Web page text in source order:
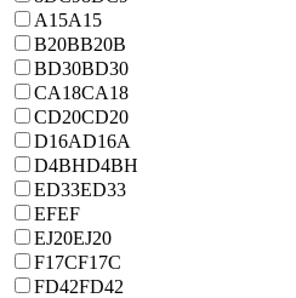
A15A15
B20BB20B
BD30BD30
CA18CA18
CD20CD20
D16AD16A
D4BHD4BH
ED33ED33
EFEF
EJ20EJ20
F17CF17C
FD42FD42